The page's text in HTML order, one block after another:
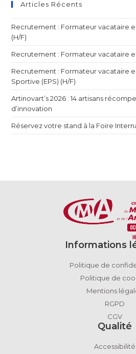
Articles Récents
Recrutement : Formateur vacataire
(H/F)
Recrutement : Formateur vacataire
Recrutement : Formateur vacataire
Sportive (EPS) (H/F)
Artinovart’s 2026 : 14 artisans
d’innovation
Réservez votre stand à la Foire
Informations
Politique de
Politique de
Mentions
RGPD
CGV
Qualité
Accessibilité